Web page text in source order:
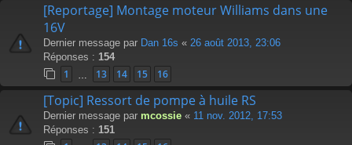
[Reportage] Montage moteur Williams dans une
16V
Dernier message par Dan 16s « 26 août 2013, 23:06
Réponses : 154
1 13 14 15 16
[Topic] Ressort de pompe à huile RS
Dernier message par mcossie « 11 nov. 2012, 17:53
Réponses : 151